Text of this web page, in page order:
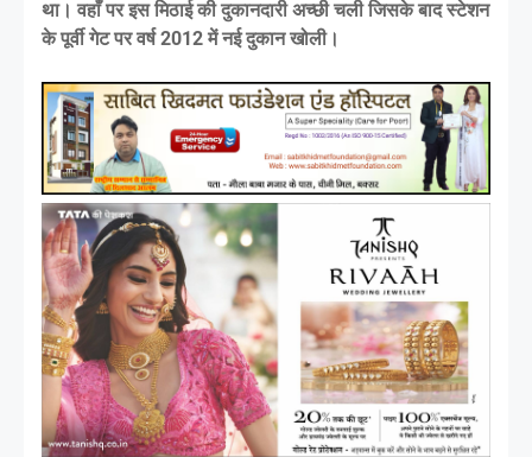
था। वहाँ पर इस मिठाई की दुकानदारी अच्छी चली जिसके बाद स्टेशन
के पूर्वी गेट पर वर्ष 2012 में नई दुकान खोली।